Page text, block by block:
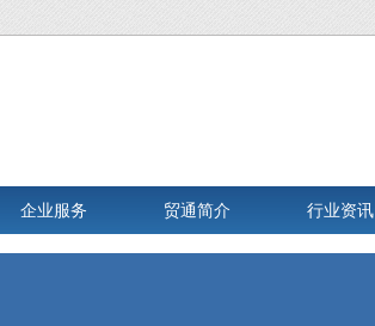
企业服务 贸通简介 行业资讯